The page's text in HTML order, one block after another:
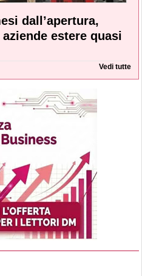
dall’apertura,
estere quasi
Vedi tutte